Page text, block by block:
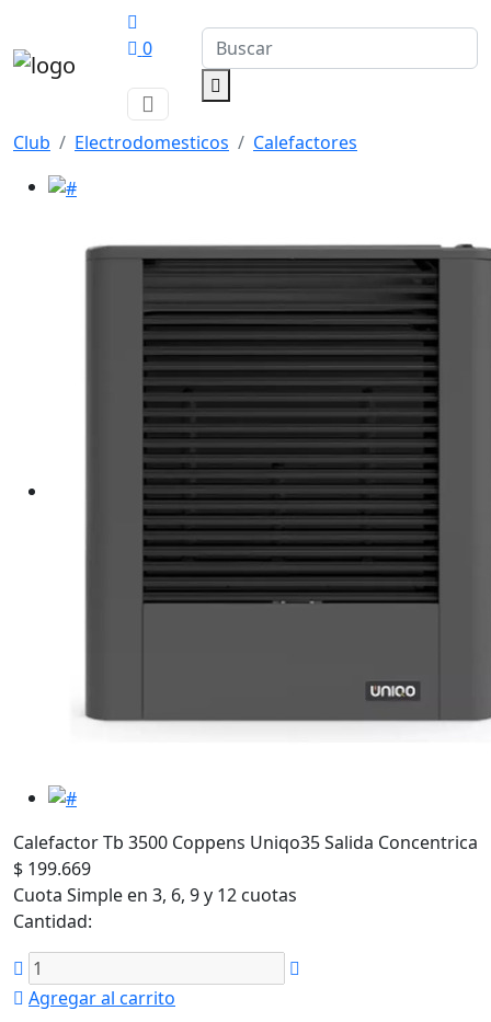
0
Club Electrodomesticos Calefactores
Calefactor Tb 3500 Coppens Uniqo35 Salida Concentrica
$ 199.669
Cuota Simple en 3, 6, 9 y 12 cuotas
Cantidad:
Agregar al carrito